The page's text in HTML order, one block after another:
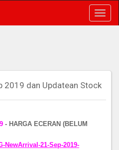
T
o
a
2019 dan Updatean Stock
- HARGA ECERAN (BELUM
NewArrival-21-Sep-2019-